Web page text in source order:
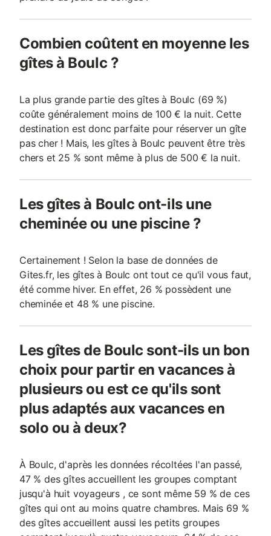
Combien coûtent en moyenne les
gîtes à Boulc ?
La plus grande partie des gîtes à Boulc (69 %)
coûte généralement moins de 100 € la nuit. Cette
destination est donc parfaite pour réserver un gîte
pas cher ! Mais, les gîtes à Boulc peuvent être très
chers et 25 % sont même à plus de 500 € la nuit.
Les gîtes à Boulc ont-ils une
cheminée ou une piscine ?
Certainement ! Selon la base de données de
Gites.fr, les gîtes à Boulc ont tout ce qu'il vous faut,
été comme hiver. En effet, 26 % possèdent une
cheminée et 48 % une piscine.
Les gîtes de Boulc sont-ils un bon
choix pour partir en vacances à
plusieurs ou est ce qu'ils sont
plus adaptés aux vacances en
solo ou à deux?
À Boulc, d'après les données récoltées l'an passé,
47 % des gîtes accueillent les groupes comptant
jusqu'à huit voyageurs , ce sont même 59 % de ces
gîtes qui ont au moins quatre chambres. Mais 69 %
des gîtes accueillent aussi les petits groupes